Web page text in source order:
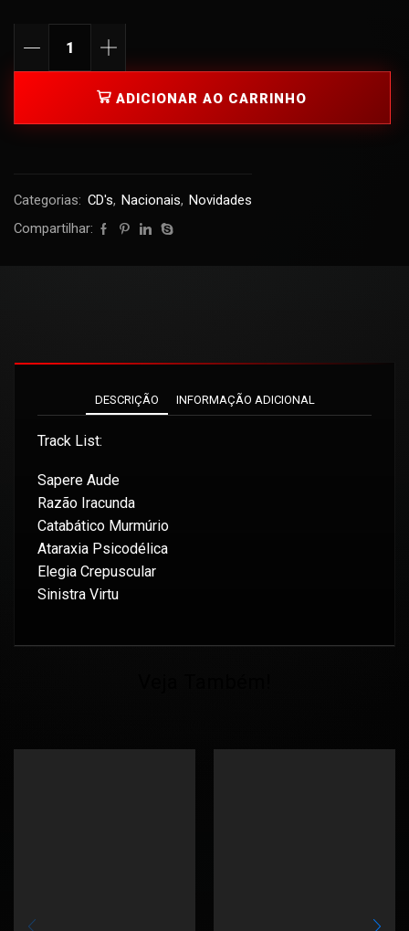
ADICIONAR AO CARRINHO
Categorias: CD's, Nacionais, Novidades
Compartilhar:
DESCRIÇÃO INFORMAÇÃO ADICIONAL
Track List:
Sapere Aude
Razão Iracunda
Catabático Murmúrio
Ataraxia Psicodélica
Elegia Crepuscular
Sinistra Virtu